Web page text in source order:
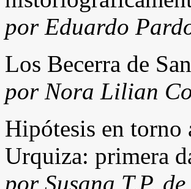
por Eduardo
Los Becerra de
por Nora Lilian
Hipótesis en torno
Urquiza: primera
por Susana T.P.